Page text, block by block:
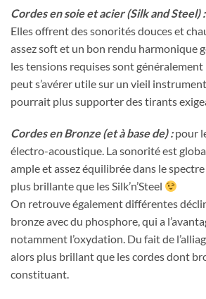
Cordes en soie et acier (Silk and Steel) :
Elles offrent des sonorités douces et
assez soft et un bon rendu harmonique
les tensions requises sont
peut s’avérer utile sur un vieil
pourrait plus supporter des tirants
Cordes en Bronze (et à base de) :pour
électro-acoustique. La sonorité est
ample et assez équilibrée dans le
plus brillante que les Silk’n’Steel
On retrouve également différentes
bronze avec du phosphore, qui a
notamment l’oxydation. Du fait de
alors plus brillant que les cordes dont
constituant.